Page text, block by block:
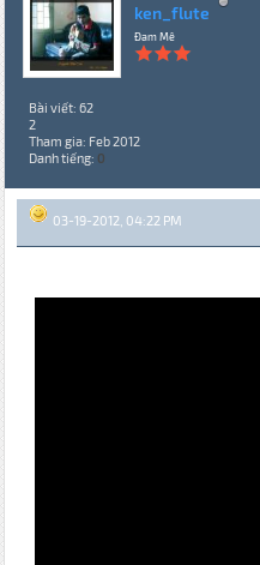
ken_flute
Đam Mê
Bài viết: 62
2
Tham gia: Feb 2012
Danh tiếng: 0
03-19-2012, 04:22 PM